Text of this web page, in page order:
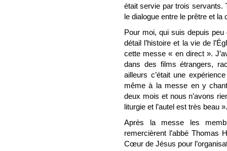
était servie par trois servants.
le dialogue entre le prêtre et la
Pour moi, qui suis depuis peu
détail l’histoire et la vie de
cette messe « en direct ».
dans des films étrangers,
ailleurs c’était une
même à la messe en y
deux mois et nous n’avons
liturgie et l’autel est très beau ».
Après la messe les
remercièrent l’abbé Thomas
Cœur de Jésus pour